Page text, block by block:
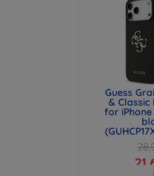
Guess
& Classic
for iPhone